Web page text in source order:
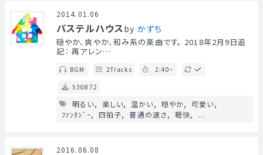
2014.01.06
パステルハウスby かずち
穏やか、爽やか、和み系の楽曲です。 2018年2月9日追
記： 再アレン…
BGM 2Tracks
2:40~
530872
明るい 楽しい 温かい 穏やか
可愛い
ﾌｧﾝﾀｼﾞｰ
四拍子 普通の速さ 軽快 ...
2016.06.08